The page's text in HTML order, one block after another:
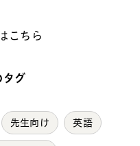
こちら
タグ
先生向け 英語